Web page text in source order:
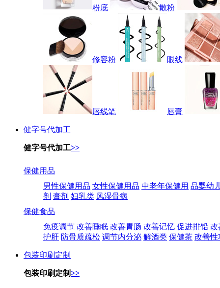
粉底 散粉
修容粉 眼线
唇线笔 唇膏
健字号代加工
健字号代加工>>
保健用品
男性保健用品 女性保健用品 中老年保健用 品婴幼
剂 膏剂 妇乳类 风湿骨病
保健食品
免疫调节 改善睡眠 改善胃肠 改善记忆 促进排铅 改
护肝 防骨质疏松 调节内分泌 解酒类 保健茶 改善性
包装印刷定制
包装印刷定制>>